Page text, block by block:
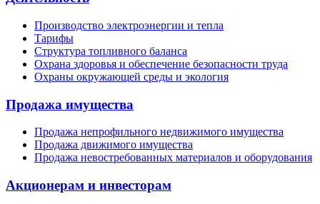
Производство электроэнергии и тепла
Тарифы
Структура топливного баланса
Охрана здоровья и обеспечение безопасности труда
Охраны окружающей среды и экология
Продажа имущества
Продажа непрофильного недвижимого имущества
Продажа движимого имущества
Продажа невостребованных материалов и оборудования
Акционерам и инвесторам